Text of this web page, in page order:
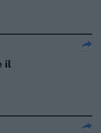
il